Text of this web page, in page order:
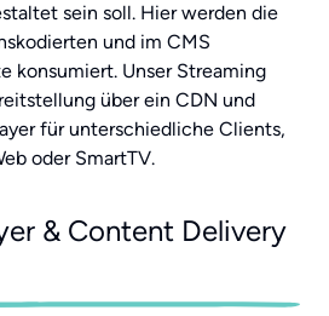
sein soll. Hier werden die
und im CMS
konsumiert. Unser Streaming
über ein CDN und
für unterschiedliche Clients,
oder SmartTV.
& Content Delivery